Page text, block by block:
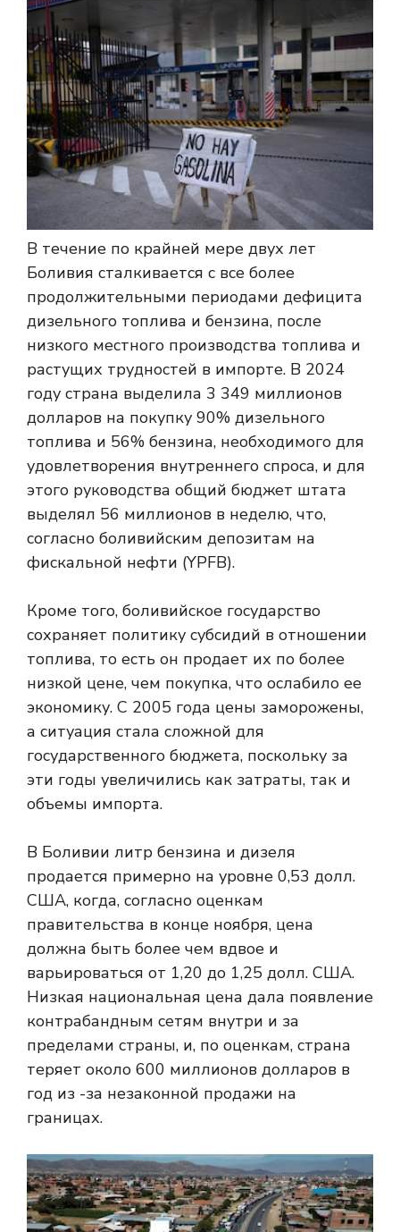
В течение по крайней мере двух лет
Боливия сталкивается с все более
продолжительными периодами дефицита
дизельного топлива и бензина, после
низкого местного производства топлива и
растущих трудностей в импорте. В 2024
году страна выделила 3 349 миллионов
долларов на покупку 90% дизельного
топлива и 56% бензина, необходимого для
удовлетворения внутреннего спроса, и для
этого руководства общий бюджет штата
выделял 56 миллионов в неделю, что,
согласно боливийским депозитам на
фискальной нефти (YPFB).
Кроме того, боливийское государство
сохраняет политику субсидий в отношении
топлива, то есть он продает их по более
низкой цене, чем покупка, что ослабило ее
экономику. С 2005 года цены заморожены,
а ситуация стала сложной для
государственного бюджета, поскольку за
эти годы увеличились как затраты, так и
объемы импорта.
В Боливии литр бензина и дизеля
продается примерно на уровне 0,53 долл.
США, когда, согласно оценкам
правительства в конце ноября, цена
должна быть более чем вдвое и
варьироваться от 1,20 до 1,25 долл. США.
Низкая национальная цена дала появление
контрабандным сетям внутри и за
пределами страны, и, по оценкам, страна
теряет около 600 миллионов долларов в
год из -за незаконной продажи на
границах.